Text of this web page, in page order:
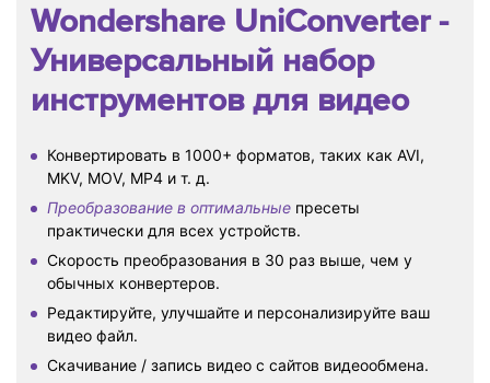
Wondershare UniConverter -
Универсальный набор
инструментов для видео
Конвертировать в 1000+ форматов, таких как AVI,
MKV, MOV, MP4 и т. д.
Преобразование в оптимальныепресеты
практически для всех устройств.
Скорость преобразования в 30 раз выше, чем у
обычных конвертеров.
Редактируйте, улучшайте и персонализируйте ваш
видео файл.
Скачивание / запись видео с сайтов видеообмена.